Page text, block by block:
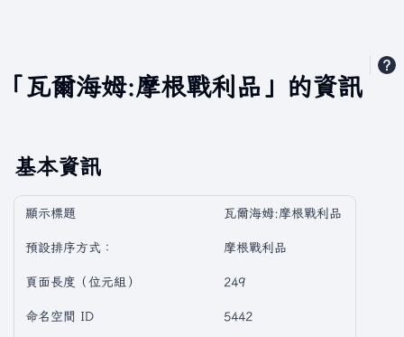
「瓦爾海姆:摩根戰利品」的資訊
基本資訊
顯示標題 瓦爾海姆:摩根戰利品
預設排序方式： 摩根戰利品
頁面長度（位元組） 249
命名空間 ID 5442